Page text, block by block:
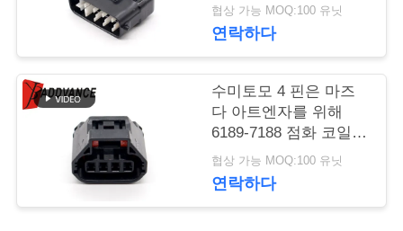
문
을
협상 가능 MOQ:100 유닛
연락하다
수미토모 4 핀은 마즈
다 아트엔자를 위해
6189-7188 점화 코일
커넥터를 밀봉했습니다
협상 가능 MOQ:100 유닛
연락하다